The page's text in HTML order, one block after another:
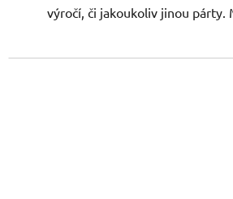
výročí, či jakoukoliv jinou párty.